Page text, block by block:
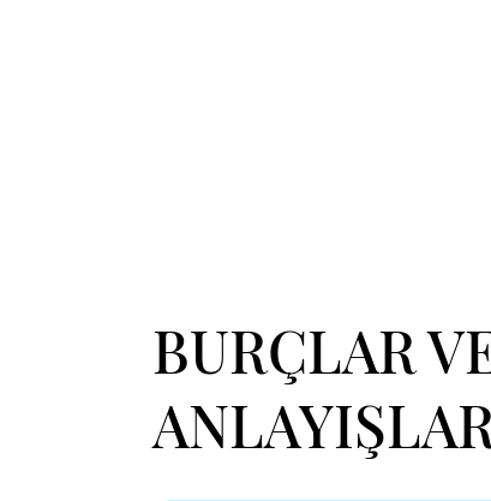
BURÇLAR